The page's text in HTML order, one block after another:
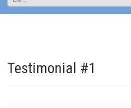
Testimonial #1